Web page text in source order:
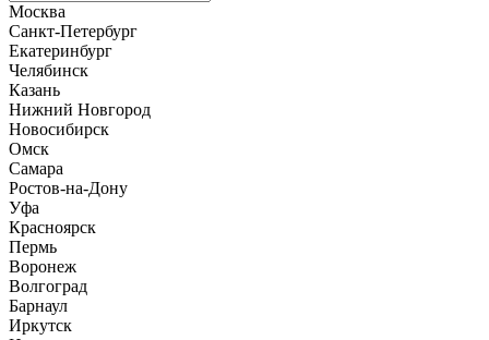
Москва
Санкт-Петербург
Екатеринбург
Челябинск
Казань
Нижний Новгород
Новосибирск
Омск
Самара
Ростов-на-Дону
Уфа
Красноярск
Пермь
Воронеж
Волгоград
Барнаул
Иркутск